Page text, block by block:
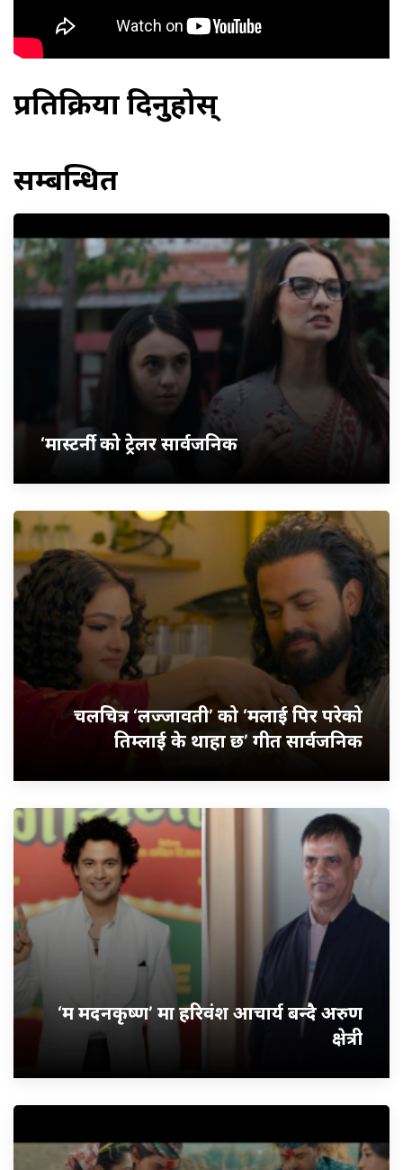
प्रतिक्रिया दिनुहोस्
सम्बन्धित
‘मास्टर्नी’ को ट्रेलर सार्वजनिक
चलचित्र ‘लज्जावती’ को ‘मलाई पिर परेको
तिम्लाई के थाहा छ’ गीत सार्वजनिक
‘म मदनकृष्ण’ मा हरिवंश आचार्य बन्दै अरुण
क्षेत्री